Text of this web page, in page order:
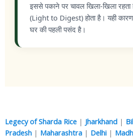
इससे पकाने पर चावल खिला-खिला
(Light to Digest) होता है। यही
घर की पहली पसंद है।
Legecy of Sharda Rice | Jharkhand |
Pradesh | Maharashtra | Delhi |